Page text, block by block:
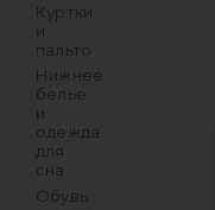
Куртки
и
пальто
Нижнее
белье
и
одежда
для
сна
Обувь